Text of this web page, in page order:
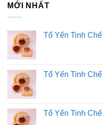
MỚI NHẤT
Tổ Yến Tinh
Tổ Yến Tinh
Tổ Yến Tinh